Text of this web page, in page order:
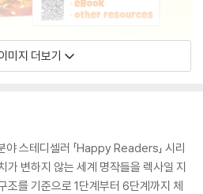
미지 더보기
야 스테디셀러 「Happy Readers」 시리
가 변하지 않는 세계 명작들을 렉사일 지
조를 기준으로 1단계부터 6단계까지 체